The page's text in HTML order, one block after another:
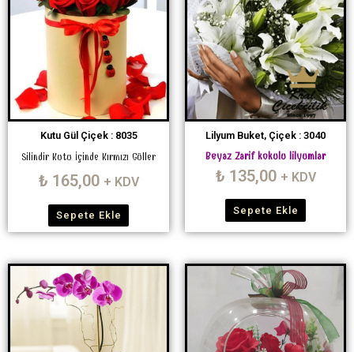
Kutu Gül Çiçek : 8035
Silindir Kutu İçinde Kırmızı Güller
₺ 165,00 + KDV
Sepete Ekle
Lilyum Buket, Çiçek : 3040
Beyaz Zarif kokulu lilyumlar
₺ 135,00 + KDV
Sepete Ekle